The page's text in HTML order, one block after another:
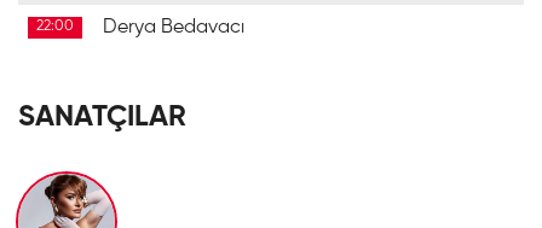
22:00 Derya Bedavacı
SANATÇILAR